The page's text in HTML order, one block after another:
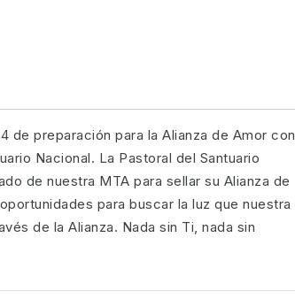
de preparación para la Alianza de Amor con
Nacional. La Pastoral del Santuario
de nuestra MTA para sellar su Alianza de
para buscar la luz que nuestra
de la Alianza. Nada sin Ti, nada sin